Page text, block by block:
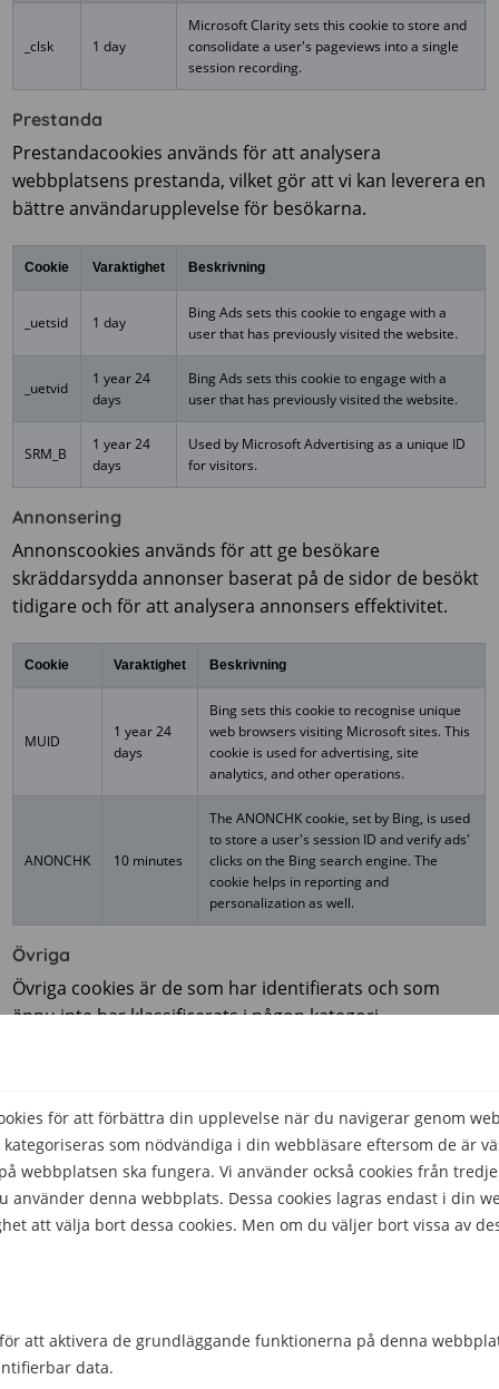
för att förbättra din upplevelse när du navigerar genom
kategoriseras som nödvändiga i din webbläsare eftersom de är
webbplatsen ska fungera. Vi använder också cookies från
använder denna webbplats. Dessa cookies lagras endast i din
att välja bort dessa cookies. Men om du väljer bort vissa av
att aktivera de grundläggande funktionerna på denna
data.
_clsk 1 day
Microsoft Clarity sets this cookie to store and
consolidate a user's pageviews into a single
session recording.
Prestanda
Prestandacookies används för att analysera
webbplatsens prestanda, vilket gör att vi kan leverera en
bättre användarupplevelse för besökarna.
Cookie Varaktighet Beskrivning
_uetsid 1 day
Bing Ads sets this cookie to engage with a
user that has previously visited the website.
_uetvid
1 year 24
days
Bing Ads sets this cookie to engage with a
user that has previously visited the website.
SRM_B
1 year 24
days
Used by Microsoft Advertising as a unique ID
for visitors.
Annonsering
Annonscookies används för att ge besökare
skräddarsydda annonser baserat på de sidor de besökt
tidigare och för att analysera annonsers effektivitet.
Cookie Varaktighet Beskrivning
MUID
1 year 24
days
Bing sets this cookie to recognise unique
web browsers visiting Microsoft sites. This
cookie is used for advertising, site
analytics, and other operations.
ANONCHK 10 minutes
The ANONCHK cookie, set by Bing, is used
to store a user's session ID and verify ads'
clicks on the Bing search engine. The
cookie helps in reporting and
personalization as well.
Övriga
Övriga cookies är de som har identifierats och som
ännu inte har klassificerats i någon kategori.
Hur ändrar jag mina inställningar för
cookies?
Du kan hantera dina cookie-inställningar genom att
klicka på knappen ”Anpassa” och aktivera eller inaktivera
Utöver detta erbjuder olika webbläsare olika metoder
för att blockera och ta bort cookies som används av